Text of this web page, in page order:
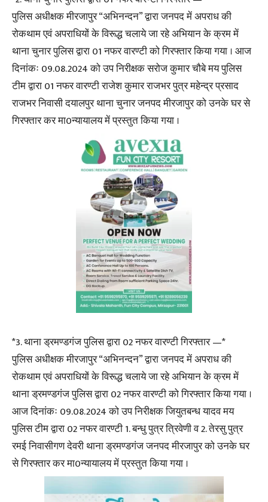
पुलिस अधीक्षक मीरजापुर “अभिनन्दन” द्वारा जनपद में अपराध की
रोकथाम एवं अपराधियों के विरूद्ध चलाये जा रहे अभियान के क्रम में
थाना चुनार पुलिस द्वारा 01 नफर वारण्टी को गिरफ्तार किया गया । आज
दिनांकः 09.08.2024 को उप निरीक्षक सरोज कुमार चौबे मय पुलिस
टीम द्वारा 01 नफर वारण्टी राजेश कुमार राजभर पुत्र महेन्द्र प्रसाद
राजभर निवासी दयालपुर थाना चुनार जनपद मीरजापुर को उनके घर से
गिरफ्तार कर मा0न्यायालय में प्रस्तुत किया गया ।
*3. थाना ड्रमण्डगंज पुलिस द्वारा 02 नफर वारण्टी गिरफ्तार —*
पुलिस अधीक्षक मीरजापुर “अभिनन्दन” द्वारा जनपद में अपराध की
रोकथाम एवं अपराधियों के विरूद्ध चलाये जा रहे अभियान के क्रम में
थाना ड्रमण्डगंज पुलिस द्वारा 02 नफर वारण्टी को गिरफ्तार किया गया ।
आज दिनांकः 09.08.2024 को उप निरीक्षक जियुतबन्ध यादव मय
पुलिस टीम द्वारा 02 नफर वारण्टी 1. बन्धु पुत्र त्रिवेणी व 2. तेरसु पुत्र
रमई निवासीगण देवरी थाना ड्रमण्डगंज जनपद मीरजापुर को उनके घर
से गिरफ्तार कर मा0न्यायालय में प्रस्तुत किया गया ।